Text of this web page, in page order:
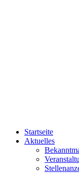
Startseite
Aktuelles